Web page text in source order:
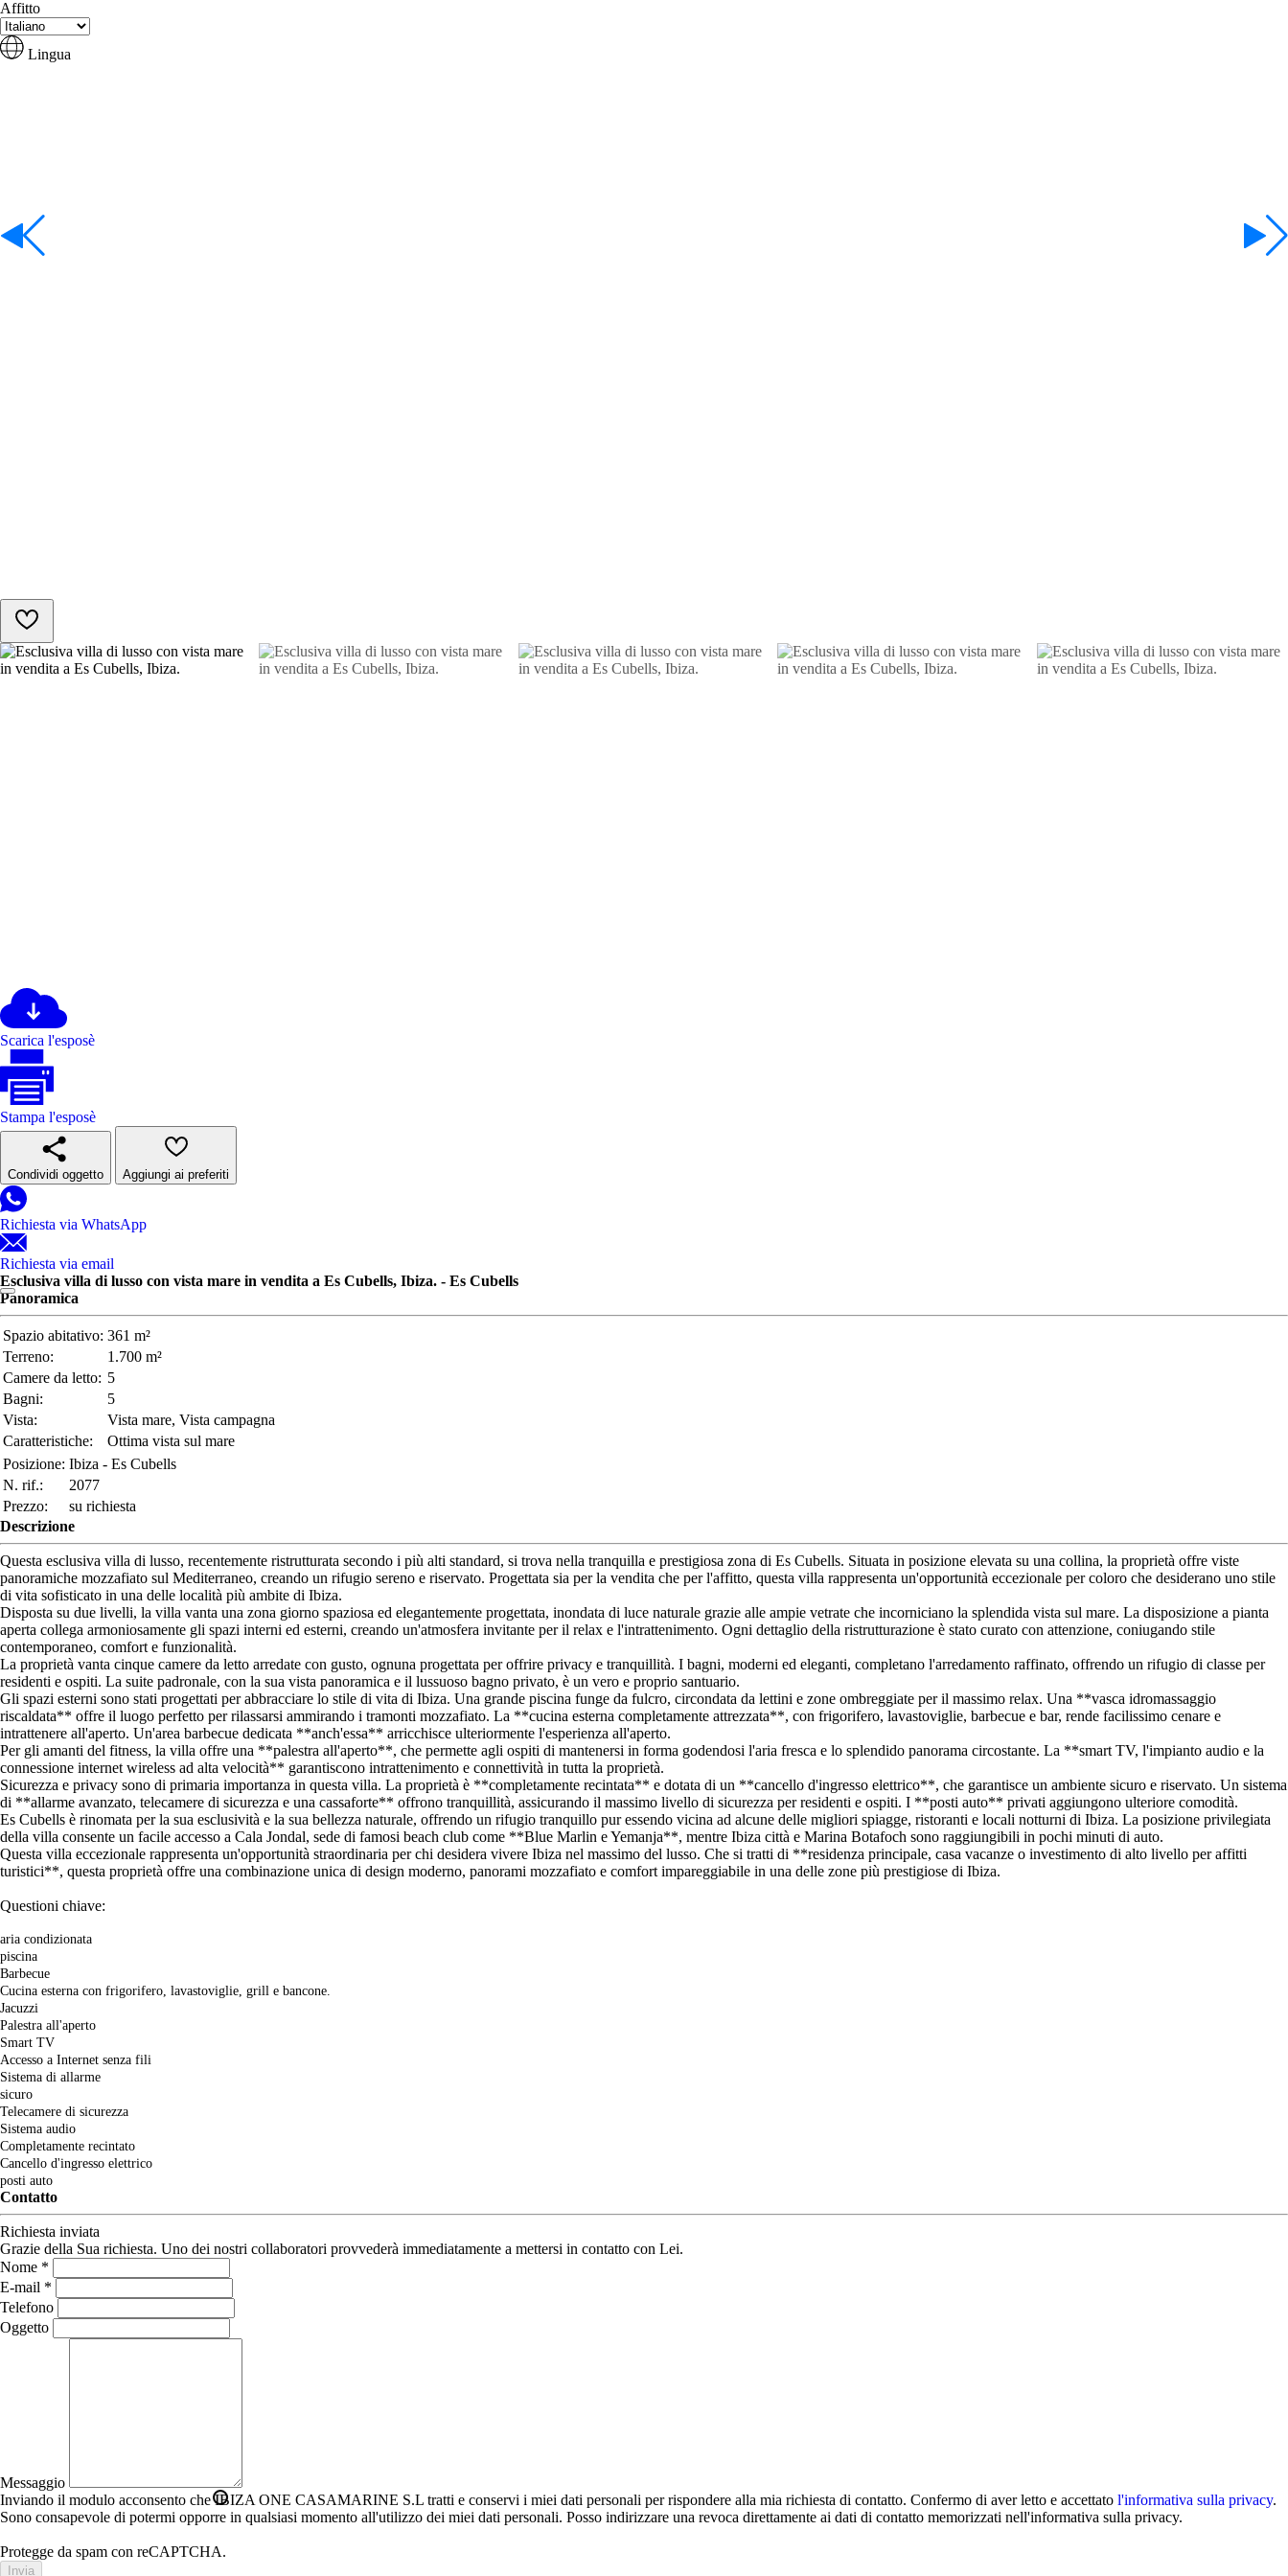
Affitto
Lingua
Scarica l'esposè
Stampa l'esposè
Condividi oggetto Aggiungi ai preferiti
Richiesta via WhatsApp
Richiesta via email
Esclusiva villa di lusso con vista mare in vendita a Es Cubells, Ibiza. - Es Cubells
Panoramica
Spazio abitativo: 361 m²
Terreno:
1.700 m²
Camere da letto: 5
Bagni:
5
Vista:
Vista mare, Vista campagna
Caratteristiche:
Ottima vista sul mare
Posizione: Ibiza - Es Cubells
N. rif.:
2077
Prezzo:
su richiesta
Descrizione
Questa esclusiva villa di lusso, recentemente ristrutturata secondo i più alti standard, si trova nella tranquilla e prestigiosa zona di Es Cubells. Situata in posizione elevata su una collina, la proprietà offre viste
panoramiche mozzafiato sul Mediterraneo, creando un rifugio sereno e riservato. Progettata sia per la vendita che per l'affitto, questa villa rappresenta un'opportunità eccezionale per coloro che desiderano uno stile
di vita sofisticato in una delle località più ambite di Ibiza.
Disposta su due livelli, la villa vanta una zona giorno spaziosa ed elegantemente progettata, inondata di luce naturale grazie alle ampie vetrate che incorniciano la splendida vista sul mare. La disposizione a pianta
aperta collega armoniosamente gli spazi interni ed esterni, creando un'atmosfera invitante per il relax e l'intrattenimento. Ogni dettaglio della ristrutturazione è stato curato con attenzione, coniugando stile
contemporaneo, comfort e funzionalità.
La proprietà vanta cinque camere da letto arredate con gusto, ognuna progettata per offrire privacy e tranquillità. I bagni, moderni ed eleganti, completano l'arredamento raffinato, offrendo un rifugio di classe per
residenti e ospiti. La suite padronale, con la sua vista panoramica e il lussuoso bagno privato, è un vero e proprio santuario.
Gli spazi esterni sono stati progettati per abbracciare lo stile di vita di Ibiza. Una grande piscina funge da fulcro, circondata da lettini e zone ombreggiate per il massimo relax. Una **vasca idromassaggio
riscaldata** offre il luogo perfetto per rilassarsi ammirando i tramonti mozzafiato. La **cucina esterna completamente attrezzata**, con frigorifero, lavastoviglie, barbecue e bar, rende facilissimo cenare e
intrattenere all'aperto. Un'area barbecue dedicata **anch'essa** arricchisce ulteriormente l'esperienza all'aperto.
Per gli amanti del fitness, la villa offre una **palestra all'aperto**, che permette agli ospiti di mantenersi in forma godendosi l'aria fresca e lo splendido panorama circostante. La **smart TV, l'impianto audio e la
connessione internet wireless ad alta velocità** garantiscono intrattenimento e connettività in tutta la proprietà.
Sicurezza e privacy sono di primaria importanza in questa villa. La proprietà è **completamente recintata** e dotata di un **cancello d'ingresso elettrico**, che garantisce un ambiente sicuro e riservato. Un sistema
di **allarme avanzato, telecamere di sicurezza e una cassaforte** offrono tranquillità, assicurando il massimo livello di sicurezza per residenti e ospiti. I **posti auto** privati aggiungono ulteriore comodità.
Es Cubells è rinomata per la sua esclusività e la sua bellezza naturale, offrendo un rifugio tranquillo pur essendo vicina ad alcune delle migliori spiagge, ristoranti e locali notturni di Ibiza. La posizione privilegiata
della villa consente un facile accesso a Cala Jondal, sede di famosi beach club come **Blue Marlin e Yemanja**, mentre Ibiza città e Marina Botafoch sono raggiungibili in pochi minuti di auto.
Questa villa eccezionale rappresenta un'opportunità straordinaria per chi desidera vivere Ibiza nel massimo del lusso. Che si tratti di **residenza principale, casa vacanze o investimento di alto livello per affitti
turistici**, questa proprietà offre una combinazione unica di design moderno, panorami mozzafiato e comfort impareggiabile in una delle zone più prestigiose di Ibiza.
Questioni chiave:
aria condizionata
piscina
Barbecue
Cucina esterna con frigorifero, lavastoviglie, grill e bancone.
Jacuzzi
Palestra all'aperto
Smart TV
Accesso a Internet senza fili
Sistema di allarme
sicuro
Telecamere di sicurezza
Sistema audio
Completamente recintato
Cancello d'ingresso elettrico
posti auto
Contatto
Richiesta inviata
Grazie della Sua richiesta. Uno dei nostri collaboratori provvederà immediatamente a mettersi in contatto con Lei.
Nome *
E-mail *
Telefono
Oggetto
Messaggio
Inviando il modulo acconsento che IBIZA ONE CASAMARINE S.L tratti e conservi i miei dati personali per rispondere alla mia richiesta di contatto. Confermo di aver letto e accettato l'informativa sulla privacy.
Sono consapevole di potermi opporre in qualsiasi momento all'utilizzo dei miei dati personali. Posso indirizzare una revoca direttamente ai dati di contatto memorizzati nell'informativa sulla privacy.
Protegge da spam con reCAPTCHA.
Invia